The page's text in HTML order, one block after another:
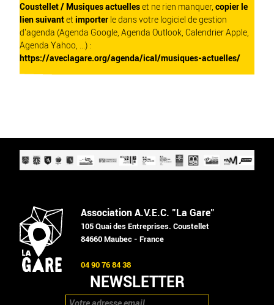
Coustellet / Musiques actuelleset ne rien manquer, copier le
lien suivantet importer le dans votre logiciel de gestion
d'agenda (Agenda Google, Agenda Outlook, Calendrier Apple,
Agenda Yahoo, ...) :
https://aveclagare.org/agenda/ical/musiques-actuelles/
Association A.V.E.C. "La Gare"
105 Quai des Entreprises. Coustellet
84660 Maubec - France
04 90 76 84 38
NEWSLETTER